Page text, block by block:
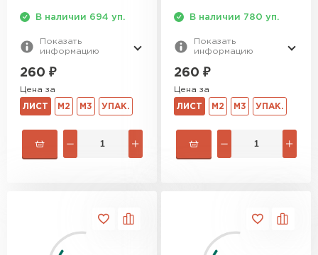
В наличии 694 уп.
Показать
информацию
260 ₽
Цена за
ЛИСТ М2 М3 УПАК.
В наличии 780 уп.
Показать
информацию
260 ₽
Цена за
ЛИСТ М2 М3 УПАК.
Утеплитель Неман
Сэндвич-панели
ПЕРЕЙТИ
Утеплитель Baswool